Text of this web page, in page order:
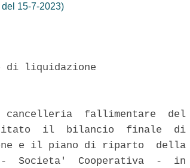
15-7-2023)
di liquidazione
cancelleria  fallimentare  del
il  bilancio  finale  di
e il piano di riparto  della
-  Societa'  Cooperativa  -  in